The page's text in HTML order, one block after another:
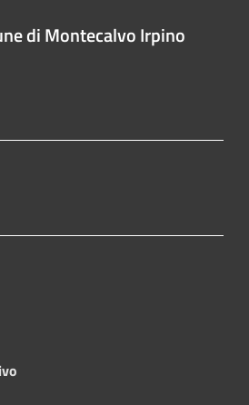
di Montecalvo Irpino